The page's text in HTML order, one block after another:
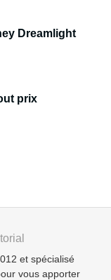
Dreamlight
prix
et spécialisé
vous apporter